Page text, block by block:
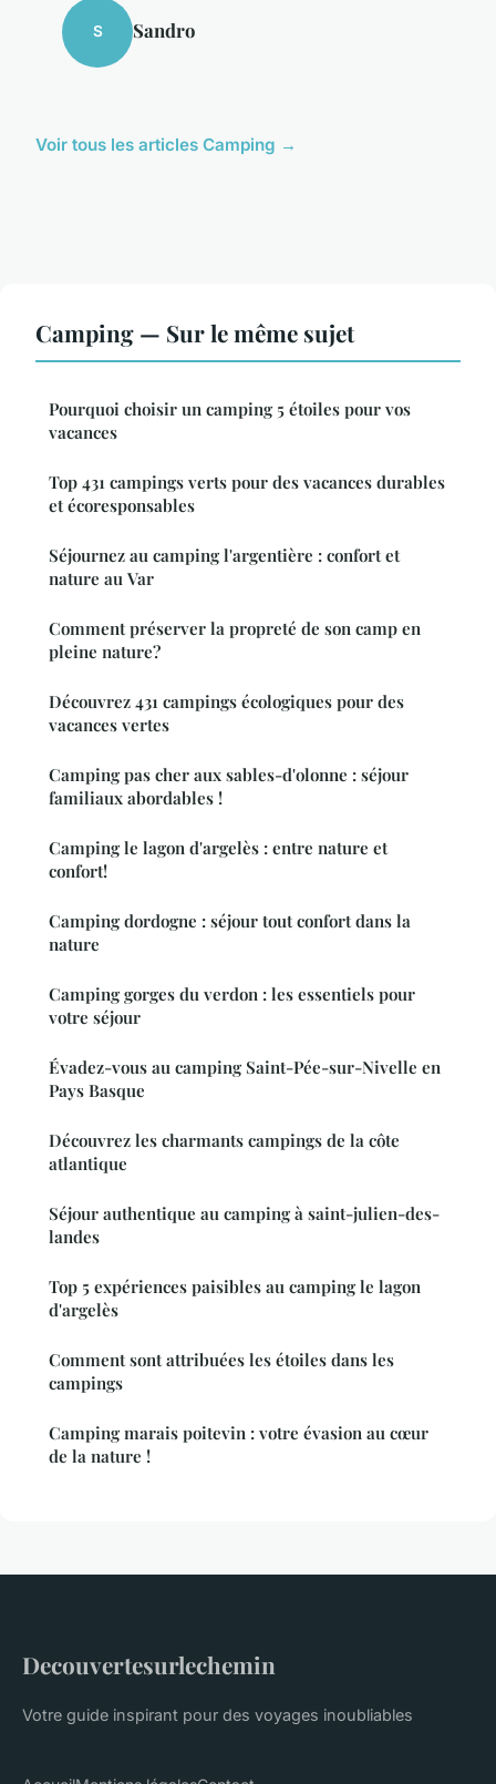
S Sandro
Voir tous les articles Camping →
Camping — Sur le même sujet
Pourquoi choisir un camping 5 étoiles pour vos
vacances
Top 431 campings verts pour des vacances durables
et écoresponsables
Séjournez au camping l'argentière : confort et
nature au Var
Comment préserver la propreté de son camp en
pleine nature?
Découvrez 431 campings écologiques pour des
vacances vertes
Camping pas cher aux sables-d'olonne : séjour
familiaux abordables !
Camping le lagon d'argelès : entre nature et
confort!
Camping dordogne : séjour tout confort dans la
nature
Camping gorges du verdon : les essentiels pour
votre séjour
Évadez-vous au camping Saint-Pée-sur-Nivelle en
Pays Basque
Découvrez les charmants campings de la côte
atlantique
Séjour authentique au camping à saint-julien-des-
landes
Top 5 expériences paisibles au camping le lagon
d'argelès
Comment sont attribuées les étoiles dans les
campings
Camping marais poitevin : votre évasion au cœur
de la nature !
Decouvertesurlechemin
Votre guide inspirant pour des voyages inoubliables